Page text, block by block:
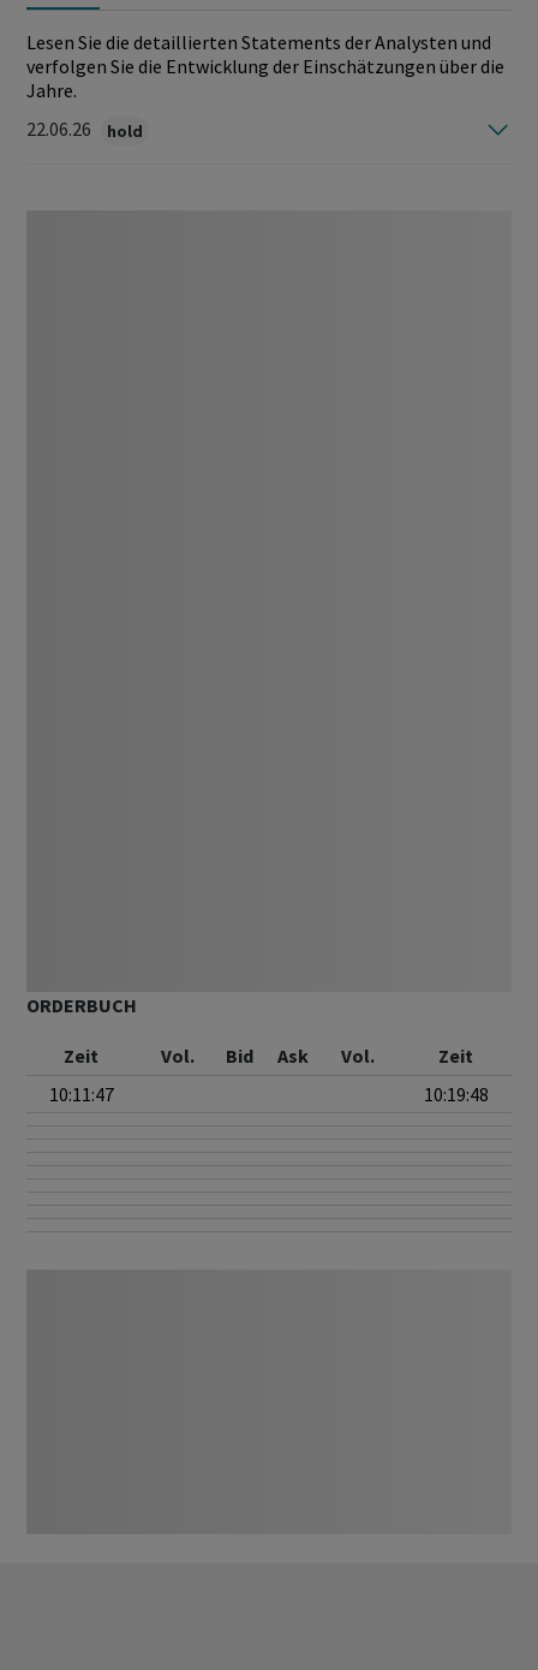
Lesen Sie die detaillierten Statements der Analysten und
verfolgen Sie die Entwicklung der Einschätzungen über die
Jahre.
22.06.26
hold
ORDERBUCH
Zeit Vol. Bid Ask Vol.
Zeit
10:11:47
10:19:48